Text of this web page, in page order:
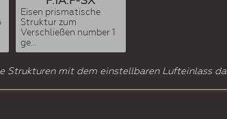
Eisen prismatische
Struktur zum
Verschließen number 1
ge...
Strukturen mit dem einstellbaren Lufteinlass